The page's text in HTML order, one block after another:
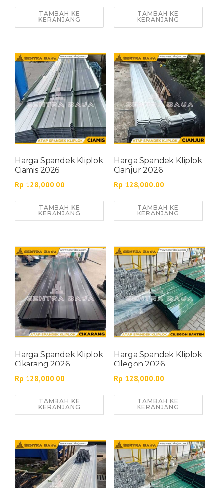
TAMBAH KE
KERANJANG
TAMBAH KE
KERANJANG
Harga Spandek Kliplok
Ciamis 2026
Rp 128,000.00
TAMBAH KE
KERANJANG
Harga Spandek Kliplok
Cianjur 2026
Rp 128,000.00
TAMBAH KE
KERANJANG
Harga Spandek Kliplok
Cikarang 2026
Rp 128,000.00
TAMBAH KE
KERANJANG
Harga Spandek Kliplok
Cilegon 2026
Rp 128,000.00
TAMBAH KE
KERANJANG